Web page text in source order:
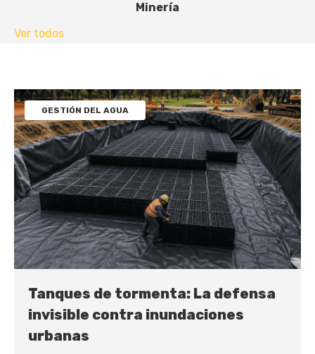
Minería
Ver todos
GESTIÓN DEL AGUA
Tanques de tormenta: La defensa
invisible contra inundaciones
urbanas